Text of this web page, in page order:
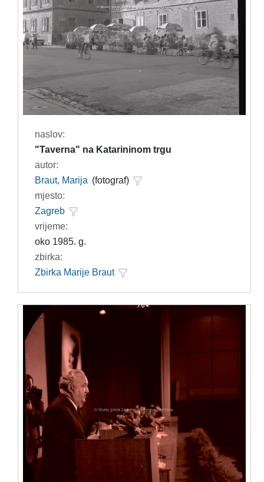
naslov:
"Taverna" na Katarininom trgu
autor:
Braut, Marija (fotograf)
mjesto:
Zagreb
vrijeme:
oko 1985. g.
zbirka:
Zbirka Marije Braut